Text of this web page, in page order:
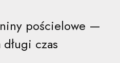
pościelowe —
czas